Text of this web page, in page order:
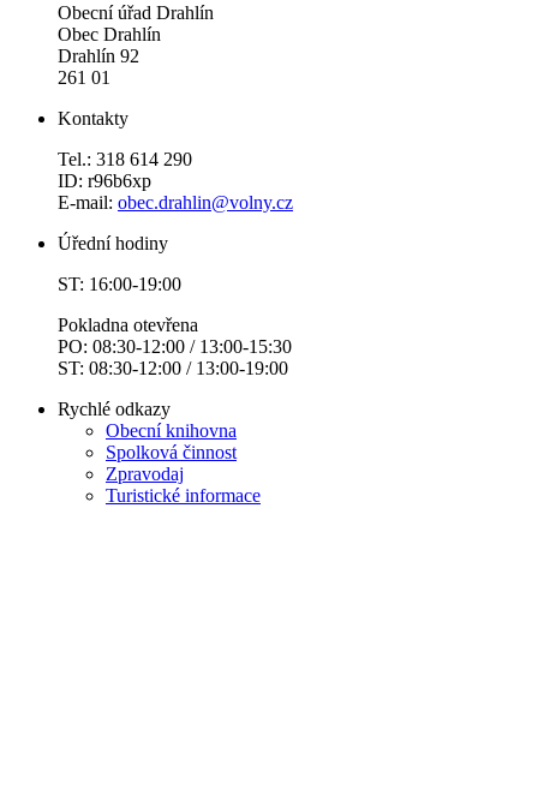
Obecní úřad Drahlín
Obec Drahlín
Drahlín 92
261 01
Kontakty
Tel.: 318 614 290
ID: r96b6xp
E-mail: obec.drahlin@volny.cz
Úřední hodiny
ST: 16:00-19:00
Pokladna otevřena
PO: 08:30-12:00 / 13:00-15:30
ST: 08:30-12:00 / 13:00-19:00
Rychlé odkazy
Obecní knihovna
Spolková činnost
Zpravodaj
Turistické informace